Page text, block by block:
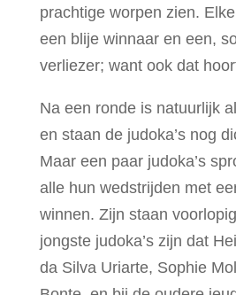
prachtige worpen zien.
een blije winnaar en een,
verliezer; want ook dat
Na een ronde is natuurlijk
en staan de judoka’s nog
Maar een paar judoka’s
alle hun wedstrijden met
winnen. Zijn staan
jongste judoka’s zijn dat
da Silva Uriarte, Sophie